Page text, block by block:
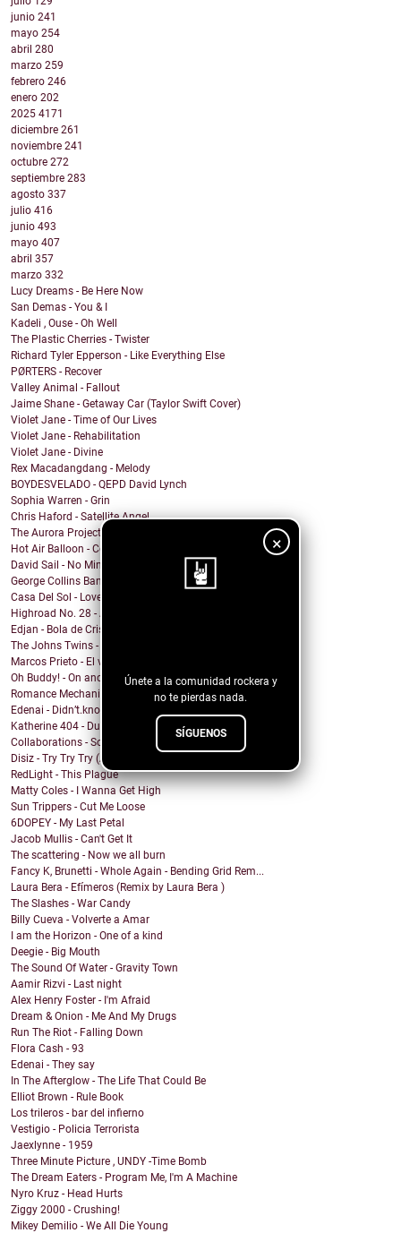
×
Únete a la comunidad rockera y
no te pierdas nada.
SÍGUENOS
junio 241
mayo 254
abril 280
marzo 259
febrero 246
enero 202
2025 4171
diciembre 261
noviembre 241
octubre 272
septiembre 283
agosto 337
julio 416
junio 493
mayo 407
abril 357
marzo 332
Lucy Dreams - Be Here Now
San Demas - You & I
Kadeli , Ouse - Oh Well
The Plastic Cherries - Twister
Richard Tyler Epperson - Like Everything Else
PØRTERS - Recover
Valley Animal - Fallout
Jaime Shane - Getaway Car (Taylor Swift Cover)
Violet Jane - Time of Our Lives
Violet Jane - Rehabilitation
Violet Jane - Divine
Rex Macadangdang - Melody
BOYDESVELADO - QEPD David Lynch
Sophia Warren - Grin
Chris Haford - Satellite Angel
The Aurora Project - Slave City
Hot Air Balloon - Come This Far
David Sail - No Mind Fire
George Collins Band - New Way
Casa Del Sol - Love In A Time Of War
Highroad No. 28 - And I Suffer
Edjan - Bola de Cristal
The Johns Twins - Love You Forever
Marcos Prieto - El viaje
Oh Buddy! - On and On
Romance Mechanics - Don't Feel Bad For You
Edenai - Didn’t.know.shit
Katherine 404 - Dude
Collaborations - Songs From the Heart Volume 1
Disiz - Try Try Try (A COLORS SHOW)
RedLight - This Plague
Matty Coles - I Wanna Get High
Sun Trippers - Cut Me Loose
6DOPEY - My Last Petal
Jacob Mullis - Can't Get It
The scattering - Now we all burn
Fancy K, Brunetti - Whole Again - Bending Grid Rem...
Laura Bera - Efímeros (Remix by Laura Bera )
The Slashes - War Candy
Billy Cueva - Volverte a Amar
I am the Horizon - One of a kind
Deegie - Big Mouth
The Sound Of Water - Gravity Town
Aamir Rizvi - Last night
Alex Henry Foster - I'm Afraid
Dream & Onion - Me And My Drugs
Run The Riot - Falling Down
Flora Cash - 93
Edenai - They say
In The Afterglow - The Life That Could Be
Elliot Brown - Rule Book
Los trileros - bar del infierno
Vestigio - Policia Terrorista
Jaexlynne - 1959
Three Minute Picture , UNDY -Time Bomb
The Dream Eaters - Program Me, I'm A Machine
Nyro Kruz - Head Hurts
Ziggy 2000 - Crushing!
Mikey Demilio - We All Die Young